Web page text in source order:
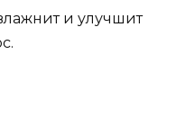
и улучшит